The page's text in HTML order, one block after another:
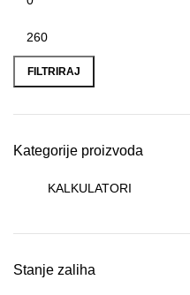
FILTRIRAJ
Kategorije proizvoda
Stanje zaliha